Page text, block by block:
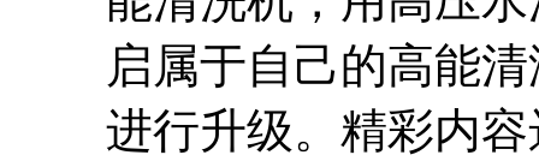
启属于自己的高能
进行升级。精彩内